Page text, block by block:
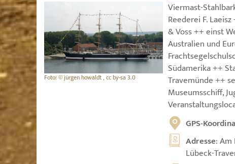
Foto: © jürgen howaldt , cc by-sa 3.0
Viermast-
Reederei F.
& Voss ++ einst
Australien und
Südamerika ++
Travemünde ++
Museumsschiff,
GPS-
Adresse: Am
Lübeck-